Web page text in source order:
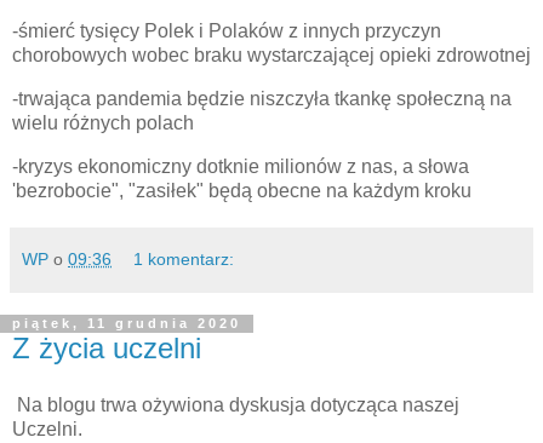
-śmierć tysięcy Polek i Polaków z innych przyczyn
chorobowych wobec braku wystarczającej opieki zdrowotnej
-trwająca pandemia będzie niszczyła tkankę społeczną na
wielu różnych polach
-kryzys ekonomiczny dotknie milionów z nas, a słowa
'bezrobocie", "zasiłek" będą obecne na każdym kroku
WP o 09:36 1 komentarz:
piątek, 11 grudnia 2020
Z życia uczelni
Na blogu trwa ożywiona dyskusja dotycząca naszej
Uczelni.